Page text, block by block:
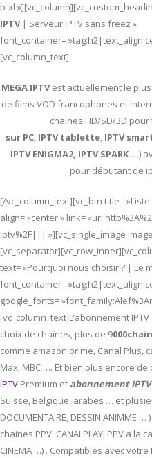
b-xl
IPTV | Serveur IPTV sans freez »
font_container=
[vc_column_text]
MEGA IPTVest actuellement le
de films VOD francophones et
chaines HD/SD/3D
sur PC, IPTVtablette, IPTV
IPTV ENIGMA2, IPTV SPARK …)
pour débutant de
[/vc_column_text][vc_btn title=
align= »center » link=
iptv%2F||| »][vc_single_image
text= »Pourquoi nous choisir ? | Le
font_container=
google_fonts=
[vc_column_text]L’abonnement IPTV
choix de chaînes, plus de 9
comme amazon prime, Canal Plus,
Max, MBC …. Et bien plus encore de
IPTV Premium et abonnement IPTV
Suisse, Belgique, arabes … et
DOCUMENTAIRE, DESSIN ANIMME
chaines PPV CANALPLAY, PPV a la
CINEMA …) . Compatibles avec votre